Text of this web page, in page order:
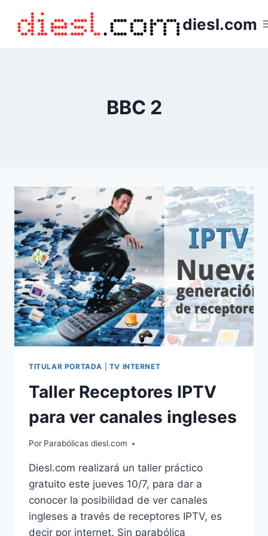
contenido
diesl.com
BBC 2
TITULAR PORTADA TV INTERNET
Taller Receptores IPTV
para ver canales ingleses
Por Parabólicas diesl.com
Diesl.com realizará un taller práctico
gratuito este jueves 10/7, para dar a
conocer la posibilidad de ver canales
ingleses a través de receptores IPTV, es
decir por internet. Sin parabólica